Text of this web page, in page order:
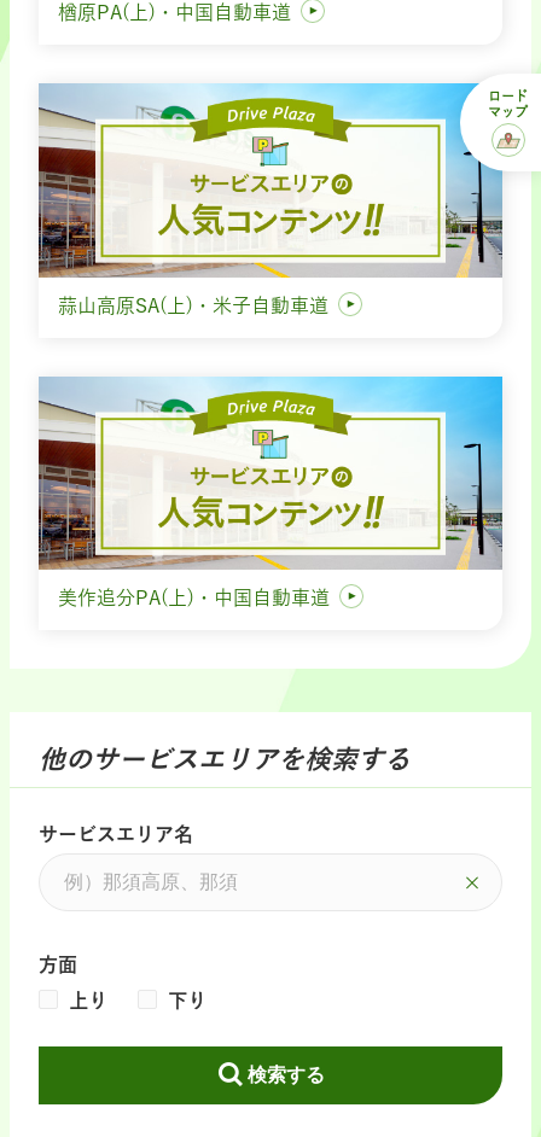
楢原PA(上)・中国自動車道
蒜山高原SA(上)・米子自動車道
美作追分PA(上)・中国自動車道
他のサービスエリアを検索する
サービスエリア名
方面
上り
下り
検索する
ロード
マップ